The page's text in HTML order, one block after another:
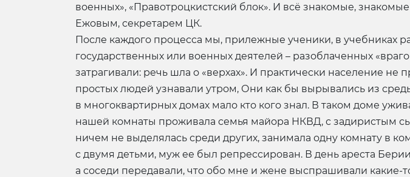
военных», «Правотроцкистский блок». И всё знакомые,
Ежовым, секретарем ЦК.
После каждого процесса мы, прилежные ученики, в учебниках
государственных или военных деятелей – разоблаченных
затрагивали: речь шла о «верхах». И практически население
простых людей узнавали утром, Они как бы вырывались из
в многоквартирных домах мало кто кого знал. В таком доме
нашей комнаты проживала семья майора НКВД, с задиристым
ничем не выделялась среди других, занимала одну комнату в
с двумя детьми, муж ее был репрессирован. В день ареста
а соседи передавали, что обо мне и жене выспрашивали